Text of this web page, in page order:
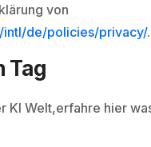
von
de/policies/privacy/.
Tag
KI Welt,erfahre hier